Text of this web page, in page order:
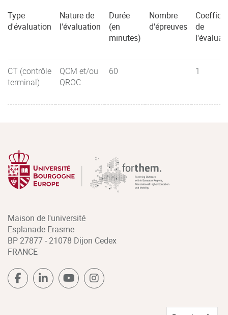
Type
d'évaluation
Nature de
l'évaluation
Durée
(en
minutes)
Nombre
d'épreuves
de
CT (contrôle
terminal)
QCM et/ou
QROC
60 1
Maison de l'université
Esplanade Erasme
BP 27877 - 21078 Dijon Cedex
FRANCE